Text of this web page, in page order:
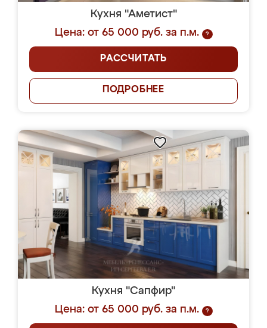
Кухня "Аметист"
Цена: от 65 000 руб. за п.м.
?
РАССЧИТАТЬ
ПОДРОБНЕЕ
Кухня "Сапфир"
Цена: от 65 000 руб. за п.м.
?